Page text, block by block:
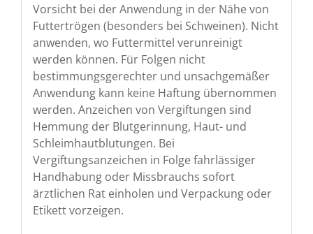
Vorsicht bei der Anwendung in der Nähe von
Futtertrögen (besonders bei Schweinen). Nicht
anwenden, wo Futtermittel verunreinigt
werden können. Für Folgen nicht
bestimmungsgerechter und unsachgemäßer
Anwendung kann keine Haftung übernommen
werden. Anzeichen von Vergiftungen sind
Hemmung der Blutgerinnung, Haut- und
Schleimhautblutungen. Bei
Vergiftungsanzeichen in Folge fahrlässiger
Handhabung oder Missbrauchs sofort
ärztlichen Rat einholen und Verpackung oder
Etikett vorzeigen.